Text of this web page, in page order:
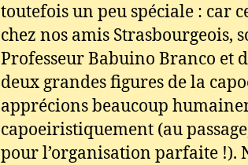
toutefois un peu spéciale : car
chez nos amis Strasbourgeois,
Professeur Babuino Branco et
deux grandes figures de la
apprécions beaucoup
capoeiristiquement (au
pour l’organisation parfaite !).